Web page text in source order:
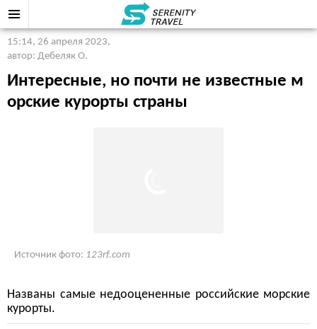
15:14, 26 апреля 2023,
автор: Дебеляк О.
Интересные, но почти не известные м
орские курорты страны
Источник фото: 123rf.com
Названы самые недооцененные российские морские
курорты.